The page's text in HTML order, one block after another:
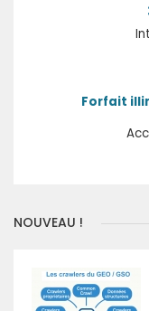
Forfait
NOUVEAU !